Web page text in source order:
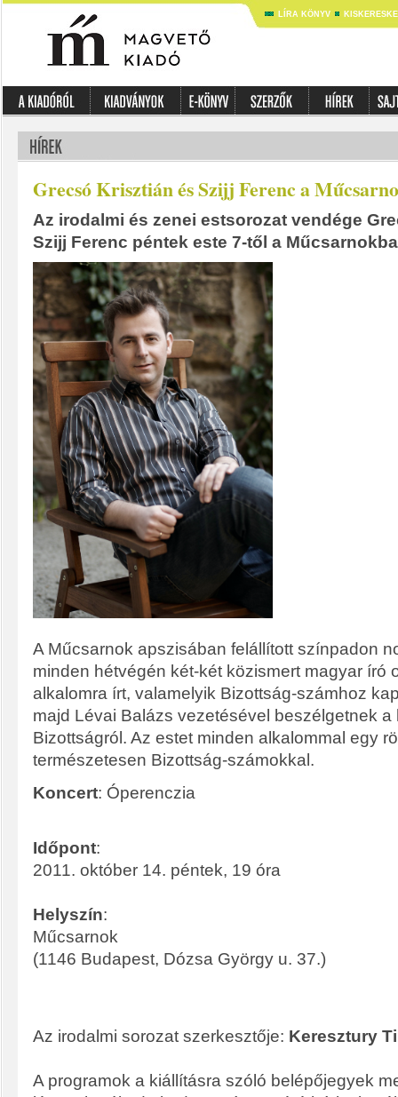
LÍRA KÖNYV
Grecsó Krisztián és Szijj Ferenc a
Az irodalmi és zenei estsorozat vendége
Szijj Ferenc péntek este 7-től a
A Műcsarnok apszisában felállított színpadon
minden hétvégén két-két közismert magyar író
alkalomra írt, valamelyik Bizottság-számhoz
majd Lévai Balázs vezetésével beszélgetnek a
Bizottságról. Az estet minden alkalommal egy
természetesen Bizottság-számokkal.
Koncert: Óperenczia
Időpont:
2011. október 14. péntek, 19 óra
Helyszín:
Műcsarnok
(1146 Budapest, Dózsa György u. 37.)
Az irodalmi sorozat szerkesztője: Keresztury
A programok a kiállításra szóló belépőjegyek